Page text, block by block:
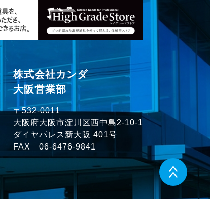
株式会社カンダ
大阪営業部
〒532-0011
大阪府大阪市淀川区西中島2-10-1
ダイヤパレス新大阪 401号
FAX 06-6476-9841